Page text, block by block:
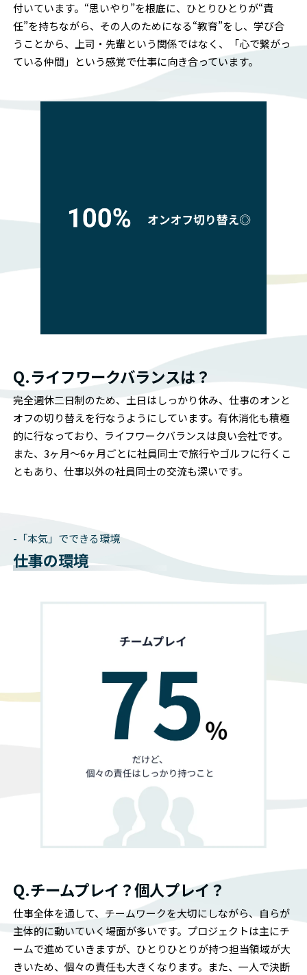
付いています。“思いやり”を根底に、ひとりひとりが“責
任”を持ちながら、その人のためになる“教育”をし、学び合
うことから、上司・先輩という関係ではなく、「心で繋がっ
ている仲間」という感覚で仕事に向き合っています。
Q.ライフワークバランスは？
完全週休二日制のため、土日はしっかり休み、仕事のオンと
オフの切り替えを行なうようにしています。有休消化も積極
的に行なっており、ライフワークバランスは良い会社です。
また、3ヶ月〜6ヶ月ごとに社員同士で旅行やゴルフに行くこ
ともあり、仕事以外の社員同士の交流も深いです。
-「本気」でできる環境
仕事の環境
Q.チームプレイ？個人プレイ？
仕事全体を通して、チームワークを大切にしながら、自らが
主体的に動いていく場面が多いです。プロジェクトは主にチ
ームで進めていきますが、ひとりひとりが持つ担当領域が大
きいため、個々の責任も大きくなります。また、一人で決断